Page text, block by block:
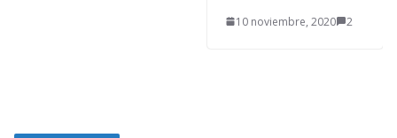
10 noviembre, 2020 2